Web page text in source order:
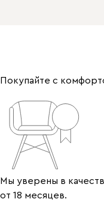
Покупайте с
Мы уверены в
от 18 месяцев.